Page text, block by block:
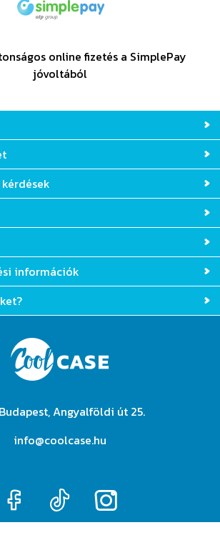
online fizetés a SimplePay
információk